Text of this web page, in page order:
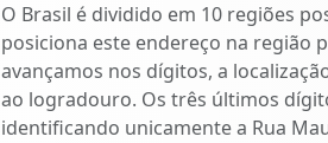
O Brasil é dividido em 10 regiões
posiciona este endereço na região
avançamos nos dígitos, a
ao logradouro. Os três últimos
identificando unicamente a Rua